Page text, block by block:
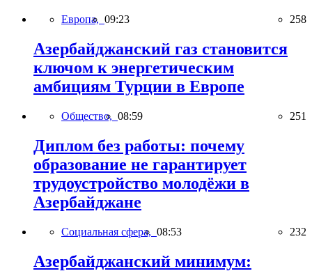
Европа, 09:23 258
Азербайджанский газ становится
ключом к энергетическим
амбициям Турции в Европе
Общество, 08:59 251
Диплом без работы: почему
образование не гарантирует
трудоустройство молодёжи в
Азербайджане
Социальная сфера, 08:53 232
Азербайджанский минимум: